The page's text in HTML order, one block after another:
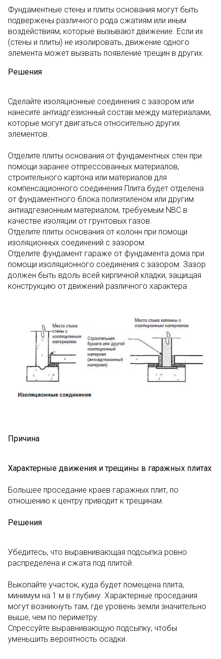
Фундаментные стены и плиты основания могут быть
подвержены различного рода сжатиям или иным
воздействиям, которые вызывают движение. Если их
(стены и плиты) не изолировать, движение одного
элемента может вызвать появление трещин в других.
Решения
Сделайте изоляционные соединения с зазором или
нанесите антиадгезионный состав между материалами,
которые могут двигаться относительно других
элементов.
Отделите плиты основания от фундаментных стен при
помощи заранее отпрессованных материалов,
строительного картона или материалов для
компенсационного соединения Плита будет отделена
от фундаментного блока полиэтиленом или другим
антиадгезионным материалом, требуемым NBC в
качестве изоляции от грунтовых газов.
Отделите плиты основания от колонн при помощи
изоляционных соединений с зазором.
Отделите фундамент гараже от фундамента дома при
помощи изоляционного соединения с зазором. Зазор
должен быть вдоль всей кирпичной кладки, защищая
конструкцию от движений различного характера .
Причина
Характерные движения и трещины в гаражных плитах
Большее проседание краев гаражных плит, по
отношению к центру приводит к трещинам.
Решения
Убедитесь, что выравнивающая подсыпка ровно
распределена и сжата под плитой.
Выкопайте участок, куда будет помещена плита,
минимум на 1 м в глубину. Характерные проседания
могут возникнуть там, где уровень земли значительно
выше, чем по периметру.
Спрессуйте выравнивающую подсыпку, чтобы
уменьшить вероятность осадки.